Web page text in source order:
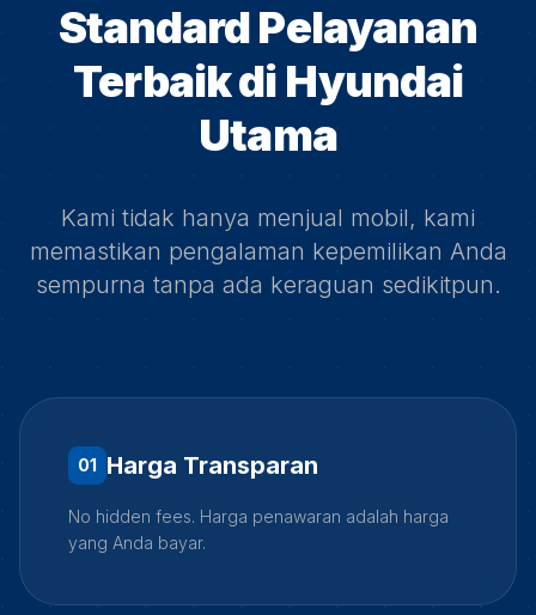
Standard Pelayanan
Terbaik di Hyundai
Utama
Kami tidak hanya menjual mobil, kami
memastikan pengalaman kepemilikan Anda
sempurna tanpa ada keraguan sedikitpun.
01 Harga Transparan
No hidden fees. Harga penawaran adalah harga
yang Anda bayar.